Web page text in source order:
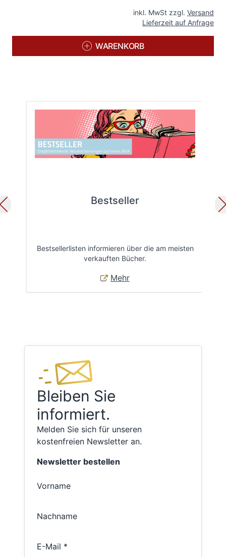
inkl. MwSt zzgl. Versand
Lieferzeit auf Anfrage
WARENKORB
Bestseller
Bestsellerlisten informieren über die am meisten
verkauften Bücher.
Mehr
Bleiben Sie
informiert.
Melden Sie sich für unseren
kostenfreien Newsletter an.